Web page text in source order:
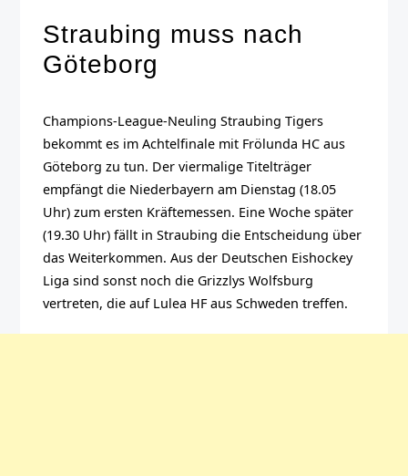
Straubing muss nach
Göteborg
Champions-League-Neuling Straubing Tigers
bekommt es im Achtelfinale mit Frölunda HC aus
Göteborg zu tun. Der viermalige Titelträger
empfängt die Niederbayern am Dienstag (18.05
Uhr) zum ersten Kräftemessen. Eine Woche später
(19.30 Uhr) fällt in Straubing die Entscheidung über
das Weiterkommen. Aus der Deutschen Eishockey
Liga sind sonst noch die Grizzlys Wolfsburg
vertreten, die auf Lulea HF aus Schweden treffen.